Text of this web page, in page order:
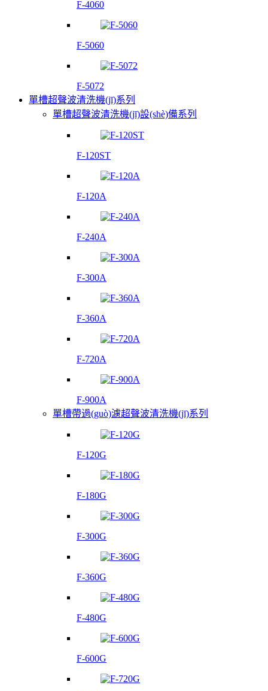
F-4060
F-5060
F-5072
單槽超聲波清洗機(jī)系列
單槽超聲波清洗機(jī)設(shè)備系列
F-120ST
F-120A
F-240A
F-300A
F-360A
F-720A
F-900A
單槽帶過(guò)濾超聲波清洗機(jī)系列
F-120G
F-180G
F-300G
F-360G
F-480G
F-600G